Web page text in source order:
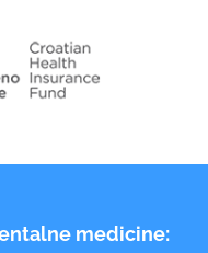
medicine: